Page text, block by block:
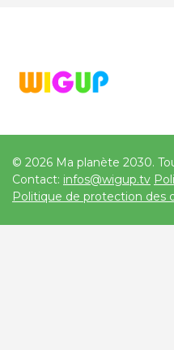
© 2026 Ma planète 2030.
Contact: infos@wigup.tv
Politique de protection des